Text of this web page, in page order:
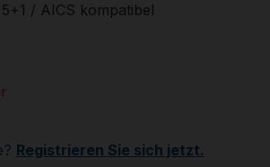
/ AICS kompatibel
Registrieren Sie sich jetzt.